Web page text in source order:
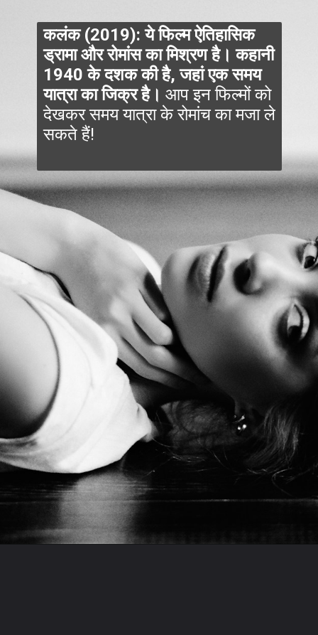
कलंक (2019): ये फिल्म ऐतिहासिक
ड्रामा और रोमांस का मिश्रण है। कहानी
1940 के दशक की है, जहां एक समय
यात्रा का जिक्र है। आप इन फिल्मों को
देखकर समय यात्रा के रोमांच का मजा ले
सकते हैं!